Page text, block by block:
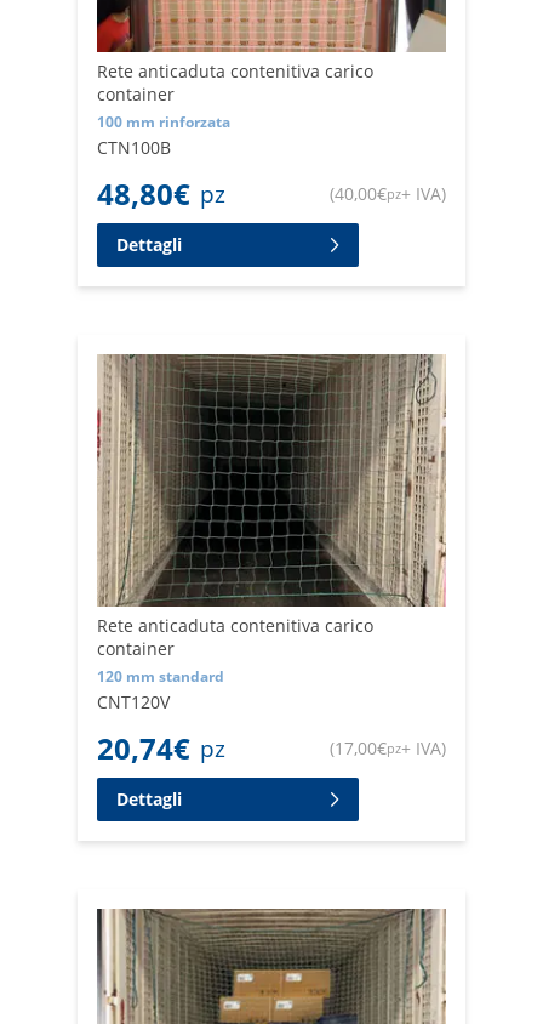
Rete anticaduta contenitiva carico
container
100 mm rinforzata
CTN100B
48,80€ pz (40,00€pz+ IVA)
Dettagli
Rete anticaduta contenitiva carico
container
120 mm standard
CNT120V
20,74€ pz (17,00€pz+ IVA)
Dettagli